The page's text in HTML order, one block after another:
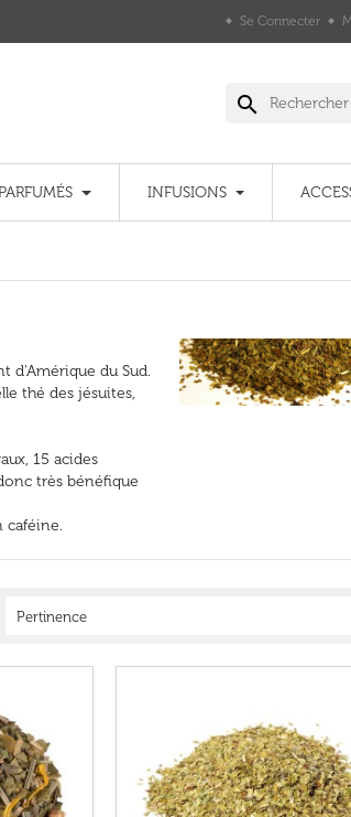
Se Connecter
search
INFUSIONS
d'Amérique du Sud.
thé des jésuites,
15 acides
très bénéfique
caféine.
Pertinence